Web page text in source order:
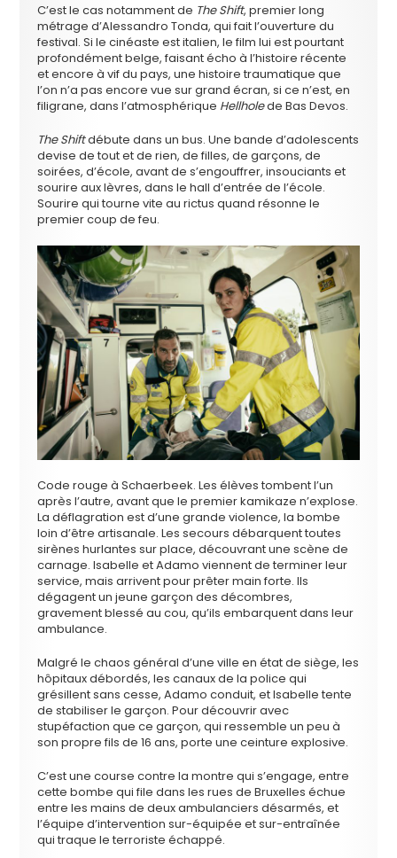
C’est le cas notamment de The Shift, premier long
métrage d’Alessandro Tonda, qui fait l’ouverture du
festival. Si le cinéaste est italien, le film lui est pourtant
profondément belge, faisant écho à l’histoire récente
et encore à vif du pays, une histoire traumatique que
l’on n’a pas encore vue sur grand écran, si ce n’est, en
filigrane, dans l’atmosphérique Hellholede Bas Devos.
The Shiftdébute dans un bus. Une bande d’adolescents
devise de tout et de rien, de filles, de garçons, de
soirées, d’école, avant de s’engouffrer, insouciants et
sourire aux lèvres, dans le hall d’entrée de l’école.
Sourire qui tourne vite au rictus quand résonne le
premier coup de feu.
Code rouge à Schaerbeek. Les élèves tombent l’un
après l’autre, avant que le premier kamikaze n’explose.
La déflagration est d’une grande violence, la bombe
loin d’être artisanale. Les secours débarquent toutes
sirènes hurlantes sur place, découvrant une scène de
carnage. Isabelle et Adamo viennent de terminer leur
service, mais arrivent pour prêter main forte. Ils
dégagent un jeune garçon des décombres,
gravement blessé au cou, qu’ils embarquent dans leur
ambulance.
Malgré le chaos général d’une ville en état de siège, les
hôpitaux débordés, les canaux de la police qui
grésillent sans cesse, Adamo conduit, et Isabelle tente
de stabiliser le garçon. Pour découvrir avec
stupéfaction que ce garçon, qui ressemble un peu à
son propre fils de 16 ans, porte une ceinture explosive.
C’est une course contre la montre qui s’engage, entre
cette bombe qui file dans les rues de Bruxelles échue
entre les mains de deux ambulanciers désarmés, et
l’équipe d’intervention sur-équipée et sur-entraînée
qui traque le terroriste échappé.